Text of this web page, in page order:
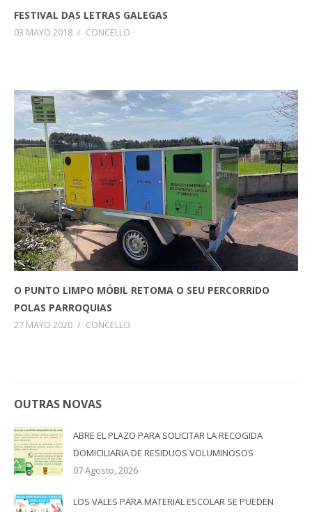
FESTIVAL DAS LETRAS GALEGAS
03 MAYO 2018 / CONCELLO
O PUNTO LIMPO MÓBIL RETOMA O SEU PERCORRIDO
POLAS PARROQUIAS
27 MAYO 2020 / CONCELLO
OUTRAS NOVAS
ABRE EL PLAZO PARA SOLICITAR LA RECOGIDA
DOMICILIARIA DE RESIDUOS VOLUMINOSOS
07 Agosto, 2026
LOS VALES PARA MATERIAL ESCOLAR SE PUEDEN